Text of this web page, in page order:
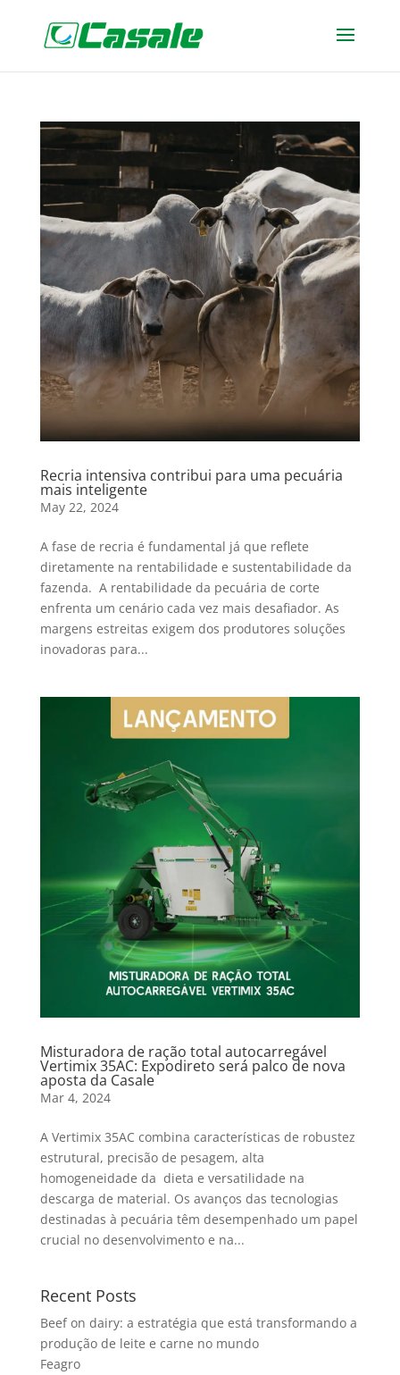
Recria intensiva contribui para uma pecuária
mais inteligente
May 22, 2024
A fase de recria é fundamental já que reflete
diretamente na rentabilidade e sustentabilidade da
fazenda. A rentabilidade da pecuária de corte
enfrenta um cenário cada vez mais desafiador. As
margens estreitas exigem dos produtores soluções
inovadoras para...
Misturadora de ração total autocarregável
Vertimix 35AC: Expodireto será palco de nova
aposta da Casale
Mar 4, 2024
A Vertimix 35AC combina características de robustez
estrutural, precisão de pesagem, alta
homogeneidade da dieta e versatilidade na
descarga de material. Os avanços das tecnologias
destinadas à pecuária têm desempenhado um papel
crucial no desenvolvimento e na...
Recent Posts
Beef on dairy: a estratégia que está transformando a
produção de leite e carne no mundo
Feagro